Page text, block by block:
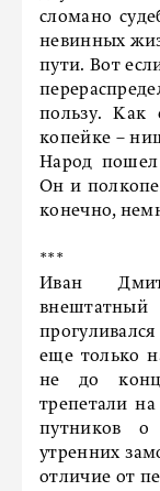
сломано
невинных
пути. Вот
пользу. Как
копейке –
Народ
Он и
конечно,
***
Иван
еще только
не до
трепетали
путников о
утренних
отличие от